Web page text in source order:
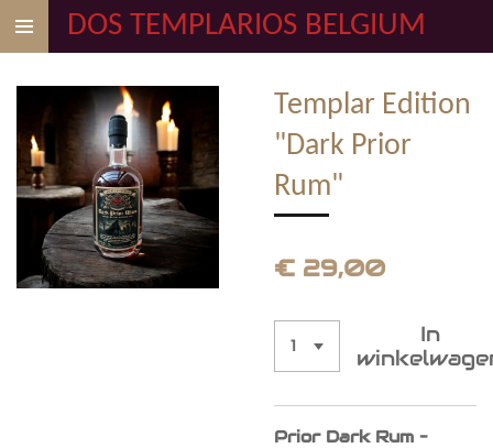
Ga
direct
hoofdinhoud
DOS TEMPLARIOS BELGIUM
Templar Edition
"Dark Prior
Rum"
€ 29,00
In
Prior Dark Rum –